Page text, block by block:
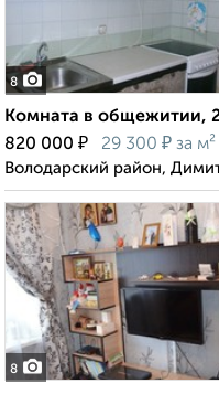
8
Комната в общежитии,
820 000 ₽ 29 300 ₽ за м²
Володарский район,
8